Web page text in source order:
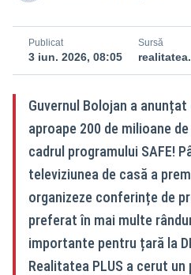
Publicat
3 iun. 2026, 08:05
Sursă
Guvernul Bolojan a
aproape 200 de milioane
cadrul programului SAFE!
televiziunea de casă a
organizeze conferințe de
preferat în mai multe
importante pentru țară la
Realitatea PLUS a cerut